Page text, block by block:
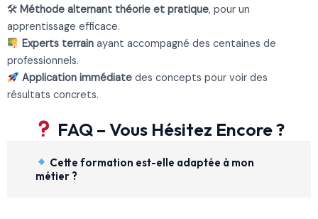
🛠 Méthode alternant théorie et pratique, pour un
apprentissage efficace.
Experts terrainayant accompagné des centaines de
professionnels.
Application immédiatedes concepts pour voir des
résultats concrets.
FAQ – Vous Hésitez Encore ?
Cette formation est-elle adaptée à mon
métier ?